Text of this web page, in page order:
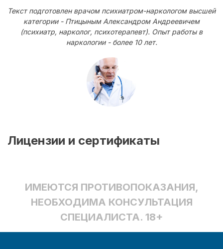
Текст подготовлен врачом психиатром-наркологом высшей
категории - Птицыным Александром Андреевичем
(психиатр, нарколог, психотерапевт). Опыт работы в
наркологии - более 10 лет.
Лицензии и сертификаты
ИМЕЮТСЯ ПРОТИВОПОКАЗАНИЯ,
НЕОБХОДИМА КОНСУЛЬТАЦИЯ
СПЕЦИАЛИСТА. 18+